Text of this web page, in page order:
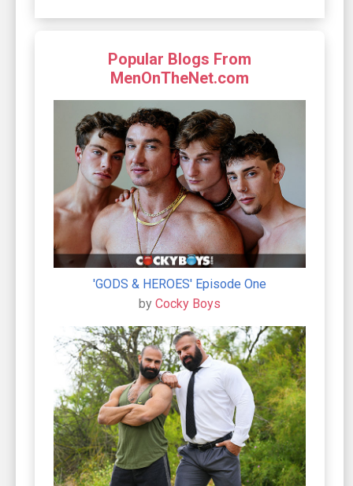
Popular Blogs From
MenOnTheNet.com
'GODS & HEROES' Episode One
by Cocky Boys